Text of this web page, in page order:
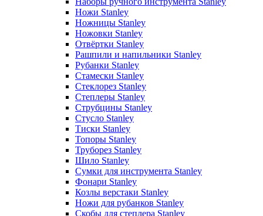
Ножи Stanley
Ножницы Stanley
Ножовки Stanley
Отвёртки Stanley
Рашпили и напильники Stanley
Рубанки Stanley
Стамески Stanley
Стеклорез Stanley
Степлеры Stanley
Струбцины Stanley
Стусло Stanley
Тиски Stanley
Топоры Stanley
Труборез Stanley
Шило Stanley
Сумки для инструмента Stanley
Фонари Stanley
Козлы верстаки Stanley
Ножи для рубанков Stanley
Скобы для степлера Stanley